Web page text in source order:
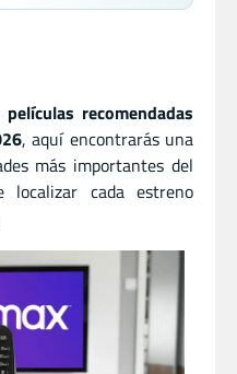
recomendadas
, aquí encontrarás una
más importantes del
localizar cada estreno